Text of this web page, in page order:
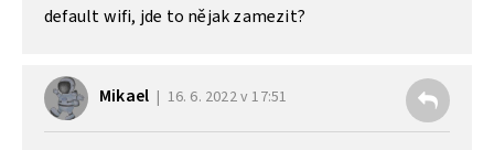
default wifi, jde to nějak zamezit?
Mikael 16. 6. 2022 v 17:51